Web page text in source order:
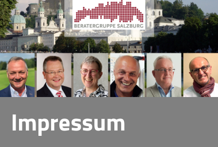
Impressum